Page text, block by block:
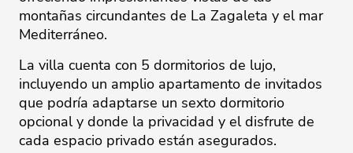
montañas circundantes de La Zagaleta y el mar
Mediterráneo.
La villa cuenta con 5 dormitorios de lujo,
incluyendo un amplio apartamento de invitados
que podría adaptarse un sexto dormitorio
opcional y donde la privacidad y el disfrute de
cada espacio privado están asegurados.